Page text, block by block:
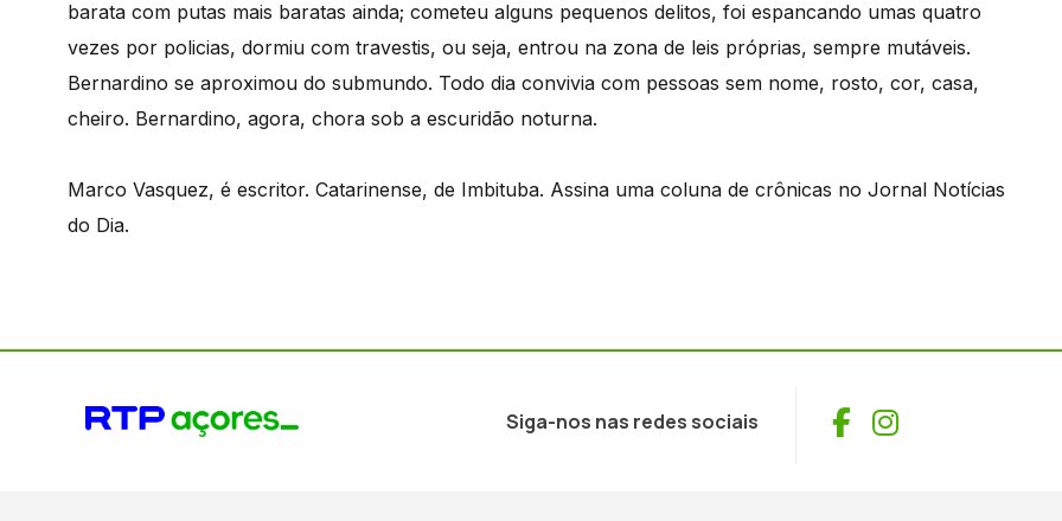
barata com putas mais baratas ainda; cometeu alguns pequenos delitos, foi espancando umas quatro
vezes por policias, dormiu com travestis, ou seja, entrou na zona de leis próprias, sempre mutáveis.
Bernardino se aproximou do submundo. Todo dia convivia com pessoas sem nome, rosto, cor, casa,
cheiro. Bernardino, agora, chora sob a escuridão noturna.
Marco Vasquez, é escritor. Catarinense, de Imbituba. Assina uma coluna de crônicas no Jornal Notícias
do Dia.
Siga-nos nas redes sociais Facebook
Instagram